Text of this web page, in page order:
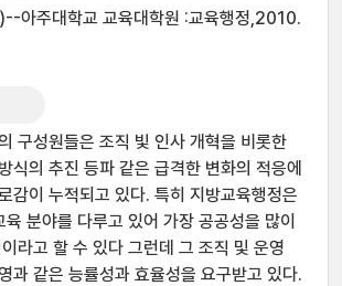
아주대학교 교육대학원 :교육행정,2010.
구성원들은 조직 빛 인사 개혁을 비롯한
식의 추진 등파 같은 급격한 변화의 적응에
감이 누적되고 있다. 특히 지방교육행정은
분야를 다루고 있어 가장 공공성을 많이
라고 할 수 있다 그런데 그 조직 및 운영
과 같은 능률성과 효율성을 요구받고 있다.